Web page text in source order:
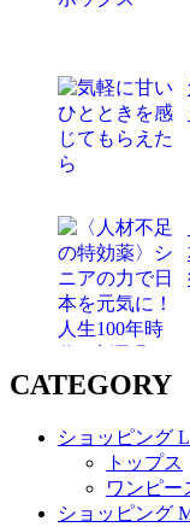
CATEGORY
ショッピング
トップス
ワンピー
ショッピング